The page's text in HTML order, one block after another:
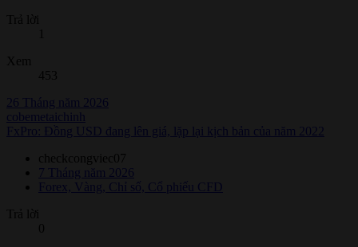
Trả lời
Xem
453
26 Tháng năm 2026
cobemetaichinh
FxPro: Đồng USD đang lên giá, lặp lại kịch bản của năm 2022
checkcongviec07
7 Tháng năm 2026
Forex, Vàng, Chỉ số, Cổ phiếu CFD
Trả lời
0